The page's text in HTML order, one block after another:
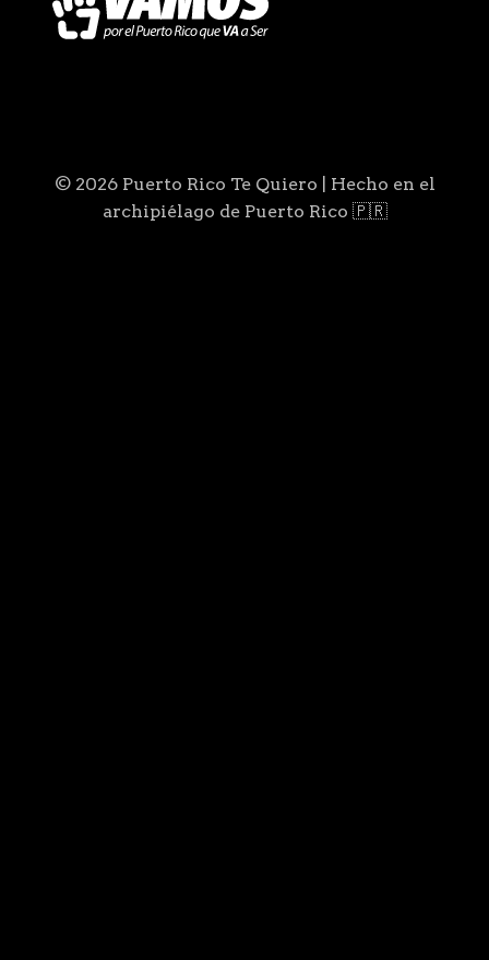
© 2026 Puerto Rico Te Quiero | Hecho en el
archipiélago de Puerto Rico 🇵🇷